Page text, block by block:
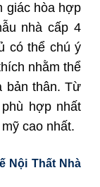
giác hòa hợp
nhà cấp 4
có thể chú ý
nhằm thể
bản thân. Từ
hợp nhất
cao nhất.
Nội Thất Nhà